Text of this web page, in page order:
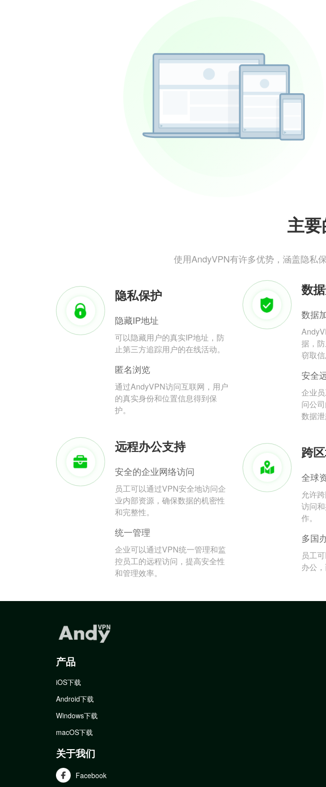
主
使用AndyVPN有许多优势，涵盖隐私
隐私保护
隐藏IP地址
可以隐藏用户的真实IP地址，防
止第三方追踪用户的在线活动。
匿名浏览
通过AndyVPN访问互联网，用户
的真实身份和位置信息得到保
护。
数
数据
据，
窃取信
安全
企业
问公
数据泄
远程办公支持
安全的企业网络访问
员工可以通过VPN安全地访问企
业内部资源，确保数据的机密性
和完整性。
统一管理
企业可以通过VPN统一管理和监
控员工的远程访问，提高安全性
和管理效率。
跨
全球
允许
访问
作。
多国
员工
办公
产品
iOS下载
Android下载
Windows下载
macOS下载
关于我们
Facebook